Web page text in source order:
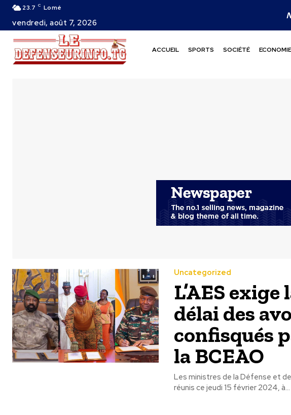
23.7 C Lomé
vendredi, août 7, 2026
ACCUEIL SPORTS SOCIÉTÉ ECONOMIE
Uncategorized
L’AES
délai des
confisqués
la BCEAO
Les ministres de la Défense et
réunis ce jeudi 15 février 2024, à...